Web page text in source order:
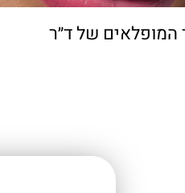
המופלאים של ד״ר